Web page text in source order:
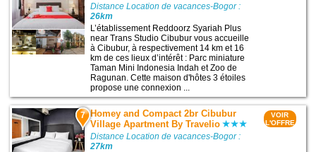
Distance Location de vacances-Bogor :
26km
L’établissement Reddoorz Syariah Plus
near Trans Studio Cibubur vous accueille
à Cibubur, à respectivement 14 km et 16
km de ces lieux d’intérêt : Parc miniature
Taman Mini Indonesia Indah et Zoo de
Ragunan. Cette maison d'hôtes 3 étoiles
propose une connexion ...
7 Homey and Compact 2br Cibubur
Village Apartment By Travelio
Distance Location de vacances-Bogor :
27km
VOIR
L'OFFRE